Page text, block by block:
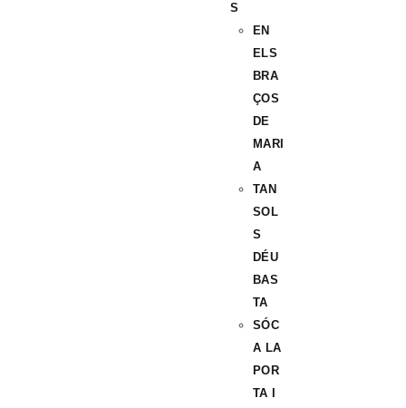
S
EN
ELS
BRA
ÇOS
DE
MARI
A
TAN
SOL
S
DÉU
BAS
TA
SÓC
A LA
POR
TA I